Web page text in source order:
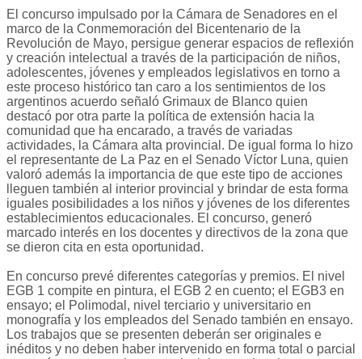
El concurso impulsado por la Cámara de Senadores en el
marco de la Conmemoración del Bicentenario de la
Revolución de Mayo, persigue generar espacios de reflexión
y creación intelectual a través de la participación de niños,
adolescentes, jóvenes y empleados legislativos en torno a
este proceso histórico tan caro a los sentimientos de los
argentinos acuerdo señaló Grimaux de Blanco quien
destacó por otra parte la política de extensión hacia la
comunidad que ha encarado, a través de variadas
actividades, la Cámara alta provincial. De igual forma lo hizo
el representante de La Paz en el Senado Víctor Luna, quien
valoró además la importancia de que este tipo de acciones
lleguen también al interior provincial y brindar de esta forma
iguales posibilidades a los niños y jóvenes de los diferentes
establecimientos educacionales. El concurso, generó
marcado interés en los docentes y directivos de la zona que
se dieron cita en esta oportunidad.
En concurso prevé diferentes categorías y premios. El nivel
EGB 1 compite en pintura, el EGB 2 en cuento; el EGB3 en
ensayo; el Polimodal, nivel terciario y universitario en
monografía y los empleados del Senado también en ensayo.
Los trabajos que se presenten deberán ser originales e
inéditos y no deben haber intervenido en forma total o parcial